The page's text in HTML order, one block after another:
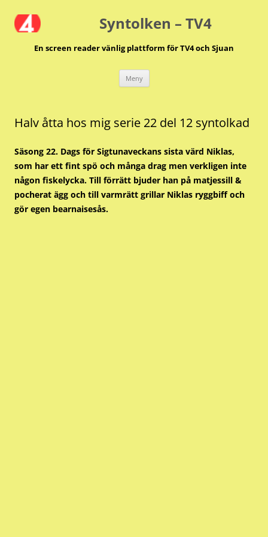
till
innehåll Syntolken – TV4
En screen reader vänlig plattform för TV4 och Sjuan
Meny
Halv åtta hos mig serie 22 del 12 syntolkad
Säsong 22. Dags för Sigtunaveckans sista värd Niklas,
som har ett fint spö och många drag men verkligen inte
någon fiskelycka. Till förrätt bjuder han på matjessill &
pocherat ägg och till varmrätt grillar Niklas ryggbiff och
gör egen bearnaisesås.